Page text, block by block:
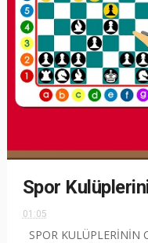
Spor
01:05
SPOR KULÜPLERİNİN